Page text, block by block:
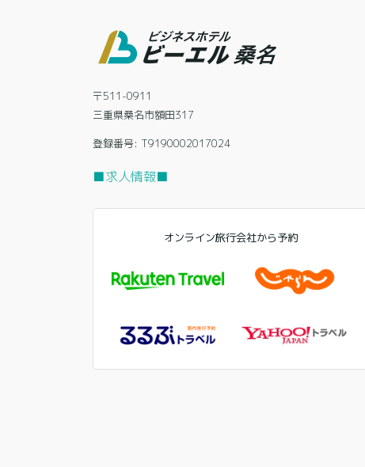
〒511-0911
三重県桑名市額田317
登録番号: T9190002017024
■求人情報■
オンライン旅行会社から予約